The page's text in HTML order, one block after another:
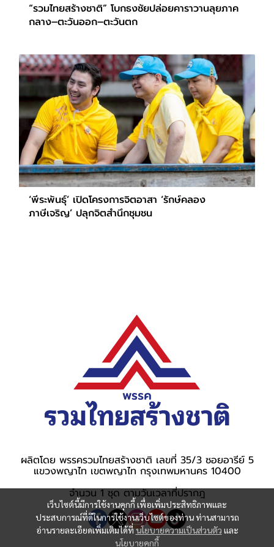
“รวมไทยสร้างชาติ” โบกธงชัยปล่อยคาราวานลุยภาค
กลาง–ตะวันออก–ตะวันตก
‘พีระพันธุ์’ เปิดโครงการจิตอาสา ‘รักษ์คลอง
ภาษีเจริญ’ ปลุกจิตสำนึกชุมชน
เว็บไซต์นี้มีการใช้งานคุกกี้ เพื่อเพิ่มประสิทธิภาพและ
ประสบการณ์ที่ดีในการใช้งานเว็บไซต์ของท่าน ท่านสามารถ
อ่านรายละเอียดเพิ่มเติมได้ที่นโยบายความเป็นส่วนตัว และ
นโยบายคุกกี้
ผลิตโดย พรรครวมไทยสร้างชาติ เลขที่ 35/3 ซอยอารีย์ 5
แขวงพญาไท เขตพญาไท กรุงเทพมหานคร 10400
จำนวน 1 ชุด ตามวันเวลาที่ปรากฎ